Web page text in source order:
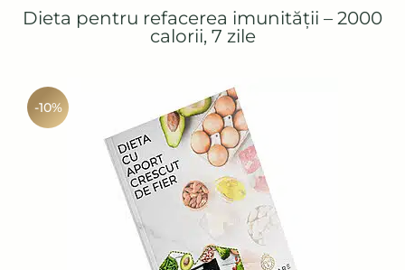
Dieta pentru refacerea imunității – 2000
calorii, 7 zile
-10%